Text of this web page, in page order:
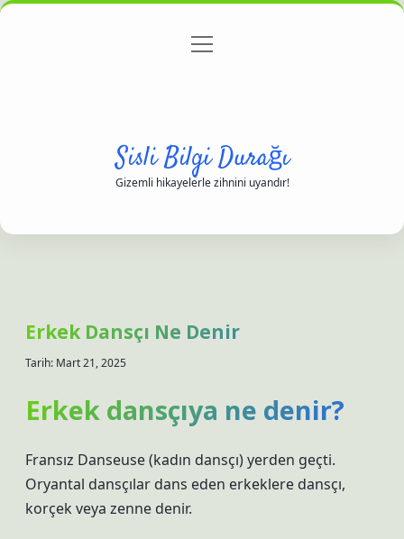
Gizlilik Politikası
menüyü
Sisli Bilgi Durağı
Gizemli hikayelerle zihnini uyandır!
Erkek Dansçı Ne Denir
Tarih: Mart 21, 2025
Erkek dansçıya ne denir?
Fransız Danseuse (kadın dansçı) yerden geçti.
Oryantal dansçılar dans eden erkeklere dansçı,
korçek veya zenne denir.